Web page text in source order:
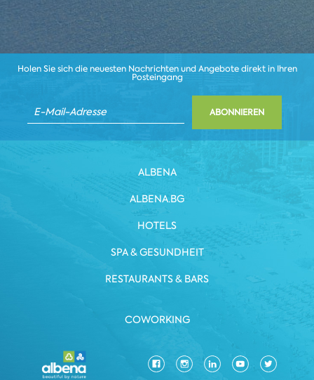
Holen Sie sich die neuesten Nachrichten und Angebote direkt in Ihren
Posteingang
ABONNIEREN
ALBENA
ALBENA.BG
HOTELS
SPA & GESUNDHEIT
RESTAURANTS & BARS
COWORKING